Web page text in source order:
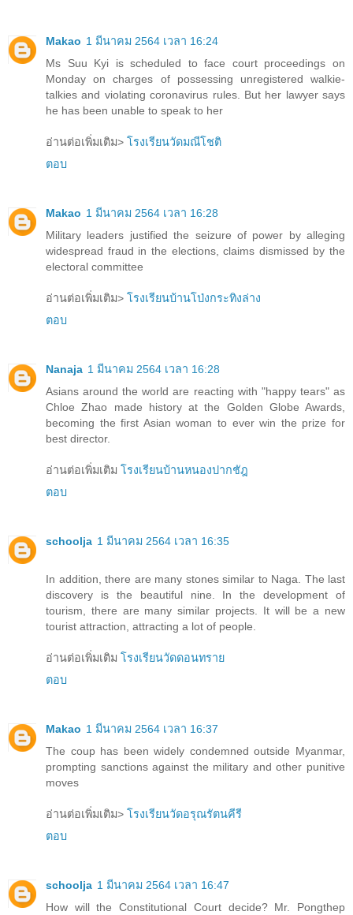
Makao 1 มีนาคม 2564 เวลา 16:24
Ms Suu Kyi is scheduled to face court proceedings on
Monday on charges of possessing unregistered walkie-
talkies and violating coronavirus rules. But her lawyer says
he has been unable to speak to her
อ่านต่อเพิ่มเติม> โรงเรียนวัดมณีโชติ
ตอบ
Makao 1 มีนาคม 2564 เวลา 16:28
Military leaders justified the seizure of power by alleging
widespread fraud in the elections, claims dismissed by the
electoral committee
อ่านต่อเพิ่มเติม> โรงเรียนบ้านโป่งกระทิงล่าง
ตอบ
Nanaja 1 มีนาคม 2564 เวลา 16:28
Asians around the world are reacting with "happy tears" as
Chloe Zhao made history at the Golden Globe Awards,
becoming the first Asian woman to ever win the prize for
best director.
อ่านต่อเพิ่มเติม โรงเรียนบ้านหนองปากชัฎ
ตอบ
schoolja 1 มีนาคม 2564 เวลา 16:35
In addition, there are many stones similar to Naga. The last
discovery is the beautiful nine. In the development of
tourism, there are many similar projects. It will be a new
tourist attraction, attracting a lot of people.
อ่านต่อเพิ่มเติม โรงเรียนวัดดอนทราย
ตอบ
Makao 1 มีนาคม 2564 เวลา 16:37
The coup has been widely condemned outside Myanmar,
prompting sanctions against the military and other punitive
moves
อ่านต่อเพิ่มเติม> โรงเรียนวัดอรุณรัตนคีรี
ตอบ
schoolja 1 มีนาคม 2564 เวลา 16:47
How will the Constitutional Court decide? Mr. Pongthep